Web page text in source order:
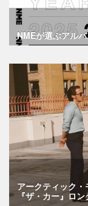
NMEが選ぶアル
アークティック
『ザ・カー』ロ